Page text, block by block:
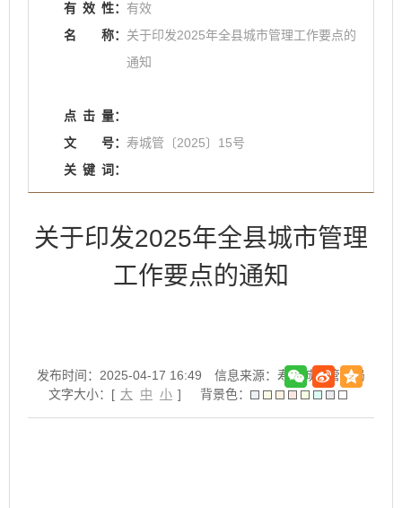
有 效 性： 有效
名
称： 关于印发2025年全县城市管理工作要点的
通知
点 击 量：
文
号： 寿城管〔2025〕15号
关 键 词：
关于印发2025年全县城市管理
工作要点的通知
发布时间：2025-04-17 16:49
信息来源：寿县城市管理局
文字大小：[ 大 中 小 ] 背景色：